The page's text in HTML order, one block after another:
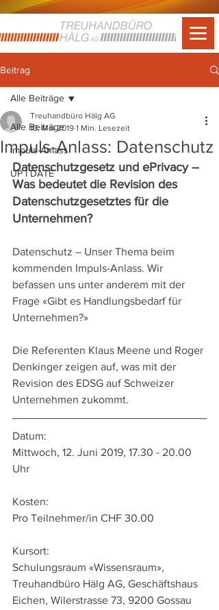
Beitrag
Alle Beiträge
Impuls-Anlass
UP I DATE
Alle Beiträge
Impuls-Anlass: Datenschutz
Treuhandbüro Hälg AG
10. Mai 2019 1 Min. Lesezeit
Datenschutzgesetz und ePrivacy –
Was bedeutet die Revision des
Datenschutzgesetztes für die
Unternehmen?
Datenschutz – Unser Thema beim
kommenden Impuls-Anlass. Wir
befassen uns unter anderem mit der
Frage «Gibt es Handlungsbedarf für
Unternehmen?»
Die Referenten Klaus Meene und Roger
Denkinger zeigen auf, was mit der
Revision des EDSG auf Schweizer
Unternehmen zukommt.
Datum:
Mittwoch, 12. Juni 2019, 17.30 - 20.00
Uhr
Kosten:
Pro Teilnehmer/in CHF 30.00
Kursort:
Schulungsraum «Wissensraum»,
Treuhandbüro Hälg AG, Geschäftshaus
Eichen, Wilerstrasse 73, 9200 Gossau